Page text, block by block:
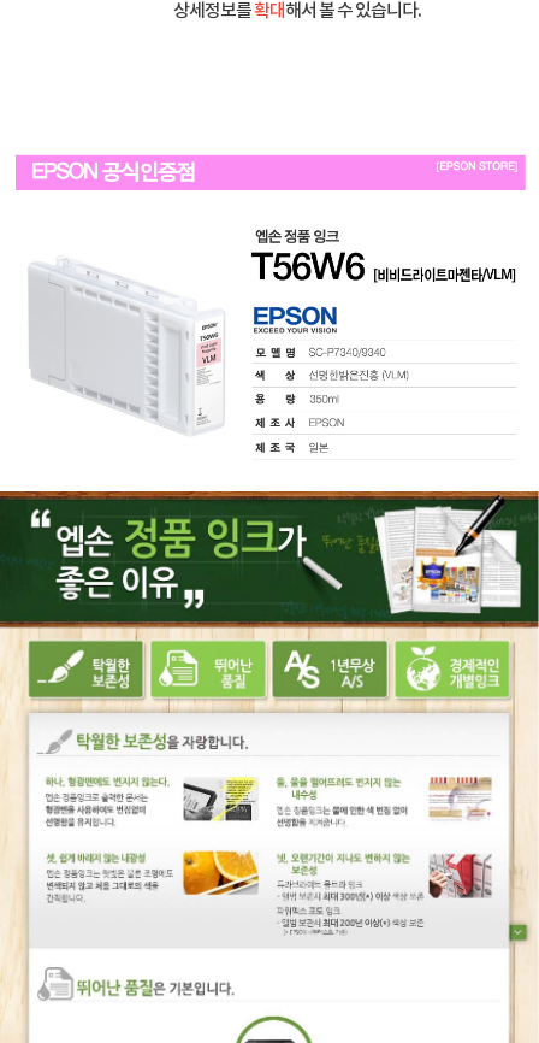
상세정보를확대해서 볼 수 있습니다.